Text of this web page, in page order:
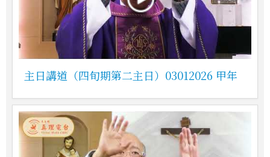
主日講道（四旬期第二主日）03012026 甲年